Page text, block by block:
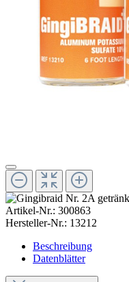
Artikel-Nr.: 300863
Hersteller-Nr.: 13212
Beschreibung
Datenblätter